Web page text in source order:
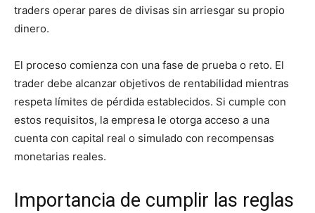
traders operar pares de divisas sin arriesgar su propio
dinero.
El proceso comienza con una fase de prueba o reto. El
trader debe alcanzar objetivos de rentabilidad mientras
respeta límites de pérdida establecidos. Si cumple con
estos requisitos, la empresa le otorga acceso a una
cuenta con capital real o simulado con recompensas
monetarias reales.
Importancia de cumplir las reglas